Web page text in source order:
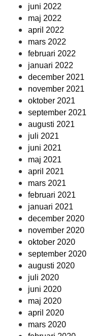
juni 2022
maj 2022
april 2022
mars 2022
februari 2022
januari 2022
december 2021
november 2021
oktober 2021
september 2021
augusti 2021
juli 2021
juni 2021
maj 2021
april 2021
mars 2021
februari 2021
januari 2021
december 2020
november 2020
oktober 2020
september 2020
augusti 2020
juli 2020
juni 2020
maj 2020
april 2020
mars 2020